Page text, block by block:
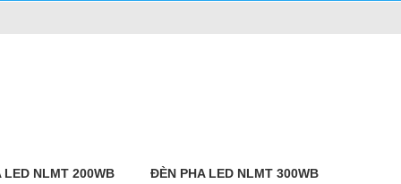
LED NLMT 200WB ĐÈN PHA LED NLMT 300WB